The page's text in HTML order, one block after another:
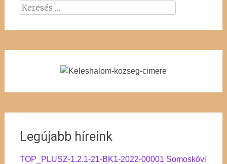
Keresés:
Legújabb híreink
TOP_PLUSZ-1.2.1-21-BK1-2022-00001 Somoskövi